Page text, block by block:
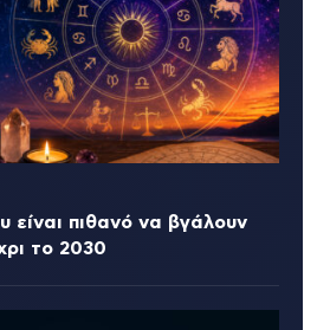
είναι πιθανό να βγάλουν
το 2030